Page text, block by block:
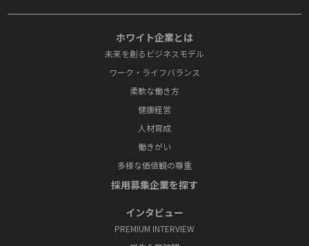
ホワイト企業とは
未来を創るビジネスモデル
ワーク・ライフバランス
柔軟な働き方
健康経営
人材育成
働きがい
多様な価値観の尊重
採⽤募集企業を探す
インタビュー
PREMIUM INTERVIEW